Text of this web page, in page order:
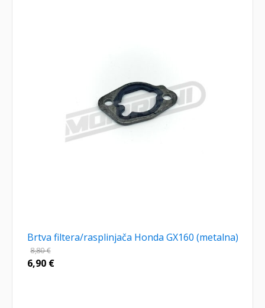
Brtva filtera/rasplinjača Honda GX160 (metalna)
8,80€
6,90 €